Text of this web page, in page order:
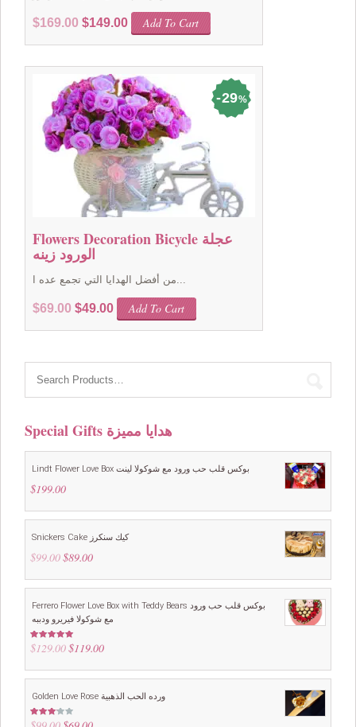
$169.00 Original
$169.00.
$149.00Current
price
$149.00.
Add To Cart
29%
Flowers Decoration Bicycle عجلة
الورود زينه
من أفضل الهدايا التي تجمع عده ا...
$69.00 Original
$49.00Current
price
Add To Cart
Special Gifts هدايا مميزة
Lindt Flower Love Box بوكس قلب حب ورود مع شوكولا لينت
$199.00
Snickers Cake كيك سنكرز
$99.00 Original
was:
$89.00Current
is:
Ferrero Flower Love Box with Teddy Bears بوكس قلب حب ورود
مع شوكولا فيريرو ودببه
Rated 5.00
out of 5
$129.00 Original
was:
$119.00Current
is:
Golden Love Rose ورده الحب الذهبية
Rated
OriginalCurrent